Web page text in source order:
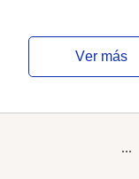
ver más
...